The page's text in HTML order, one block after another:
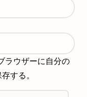
ラウザーに自分の
する。